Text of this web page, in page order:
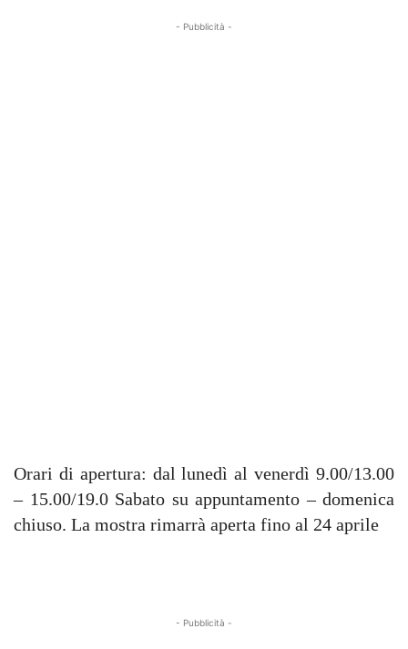
- Pubblicità -
Orari di apertura: dal lunedì al venerdì 9.00/13.00
– 15.00/19.0 Sabato su appuntamento – domenica
chiuso. La mostra rimarrà aperta fino al 24 aprile
- Pubblicità -